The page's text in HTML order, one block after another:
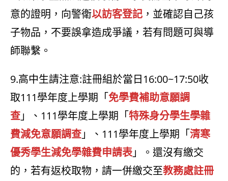
意的證明，向警衛以訪客登記 ，並確認自己孩
子物品，不要誤拿造成爭議，若有問題可與導
師聯繫。
9.高中生請注意:註冊組於當日16:00~17:50收
取111學年度上學期「免學費補助意願調
查」、111學年度上學期「特殊身分學生學雜
費減免意願調查」、111學年度上學期「清寒
優秀學生減免學雜費申請表」。還沒有繳交
的，若有返校取物，請一併繳交至教務處註冊